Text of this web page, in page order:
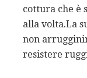
cottura che è
alla volta.La
non
resistere